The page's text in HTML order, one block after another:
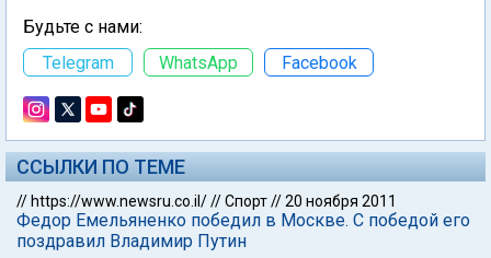
Будьте с нами:
Telegram
WhatsApp Facebook
ССЫЛКИ ПО ТЕМЕ
// https://www.newsru.co.il///Спорт//20 ноября 2011
Федор Емельяненко победил в Москве. С победой его
поздравил Владимир Путин